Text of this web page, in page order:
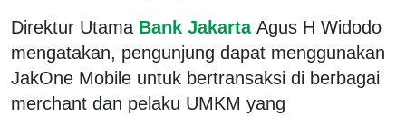
Direktur Utama Bank Jakarta Agus H Widodo
mengatakan, pengunjung dapat menggunakan
JakOne Mobile untuk bertransaksi di berbagai
merchant dan pelaku UMKM yang